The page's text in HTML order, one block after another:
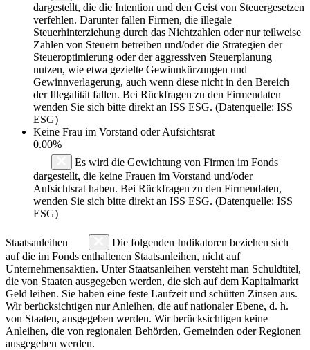
dargestellt, die die Intention und den Geist von Steuergesetzen
verfehlen. Darunter fallen Firmen, die illegale
Steuerhinterziehung durch das Nichtzahlen oder nur teilweise
Zahlen von Steuern betreiben und/oder die Strategien der
Steueroptimierung oder der aggressiven Steuerplanung
nutzen, wie etwa gezielte Gewinnkürzungen und
Gewinnverlagerung, auch wenn diese nicht in den Bereich
der Illegalität fallen. Bei Rückfragen zu den Firmendaten
wenden Sie sich bitte direkt an ISS ESG. (Datenquelle: ISS
ESG)
Keine Frau im Vorstand oder Aufsichtsrat
0.00%
Es wird die Gewichtung von Firmen im Fonds
dargestellt, die keine Frauen im Vorstand und/oder
Aufsichtsrat haben. Bei Rückfragen zu den Firmendaten,
wenden Sie sich bitte direkt an ISS ESG. (Datenquelle: ISS
ESG)
Staatsanleihen
Die folgenden Indikatoren beziehen sich
auf die im Fonds enthaltenen Staatsanleihen, nicht auf
Unternehmensaktien. Unter Staatsanleihen versteht man Schuldtitel,
die von Staaten ausgegeben werden, die sich auf dem Kapitalmarkt
Geld leihen. Sie haben eine feste Laufzeit und schütten Zinsen aus.
Wir berücksichtigen nur Anleihen, die auf nationaler Ebene, d. h.
von Staaten, ausgegeben werden. Wir berücksichtigen keine
Anleihen, die von regionalen Behörden, Gemeinden oder Regionen
ausgegeben werden.